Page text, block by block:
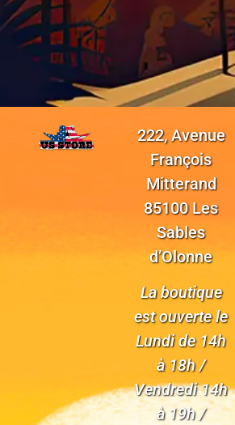
222, Avenue
François
Mitterand
85100 Les
Sables
d’Olonne
La boutique
est ouverte le
Lundi de 14h
à 18h /
Vendredi 14h
à 19h /